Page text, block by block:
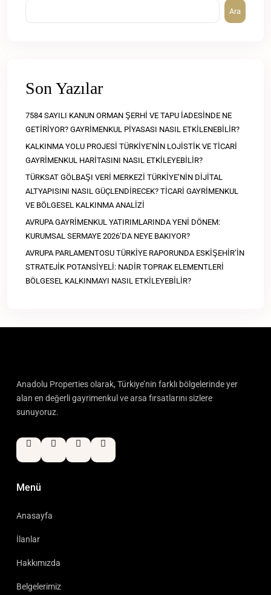
Ara
Son Yazılar
7584 SAYILI KANUN ORMAN ŞERHİ VE TAPU İADESİNDE NE
GETİRİYOR? GAYRİMENKUL PİYASASI NASIL ETKİLENEBİLİR?
KALKINMA YOLU PROJESİ TÜRKİYE’NİN LOJİSTİK VE TİCARİ
GAYRİMENKUL HARİTASINI NASIL ETKİLEYEBİLİR?
TÜRKSAT GÖLBAŞI VERİ MERKEZİ TÜRKİYE’NİN DİJİTAL
ALTYAPISINI NASIL GÜÇLENDİRECEK? TİCARİ GAYRİMENKUL
VE BÖLGESEL KALKINMA ANALİZİ
AVRUPA GAYRİMENKUL YATIRIMLARINDA YENİ DÖNEM:
KURUMSAL SERMAYE 2026’DA NEYE BAKIYOR?
AVRUPA PARLAMENTOSU TÜRKİYE RAPORUNDA ESKİŞEHİR’İN
STRATEJİK POTANSİYELİ: NADİR TOPRAK ELEMENTLERİ
BÖLGESEL KALKINMAYI NASIL ETKİLEYEBİLİR?
Anadolu Properties olarak, Türkiye’nin farklı bölgelerinde yer
alan en değerli gayrimenkul ve arsa fırsatlarını sizlere
sunuyoruz.
Menü
Anasayfa
İlanlar
Hakkımızda
Belgelerimiz